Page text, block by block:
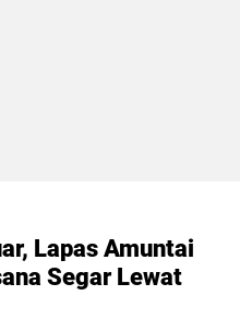
Lapas Amuntai
Segar Lewat